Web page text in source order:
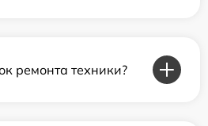
ремонта техники?